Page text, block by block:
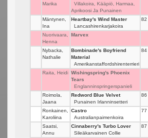
Marika
Villakoira, Kääpiö, Harmaa,
Aprikoosi Ja Punainen
Mäntynen,
Ina
Heartbay's Wind Master
Lancashirenkarjakoira
82
Nuorivaara,
Henna
Marvex
Nybacka,
Nathalie
Bombinade's Boyfriend
Material
Amerikanstaffordshirenterrieri
84
Raita, Heidi Wishingspring's Phoenix
Tears
Englanninspringerspanieli
Roimola,
Jaana
Redword Blue Velvet
Punainen Irlanninsetteri
86
Ronkainen,
Karoliina
Castro
Australianpaimenkoira
77
Saatsi,
Annu
Cinnaberry's Turbo Lover
Sileäkarvainen Collie
87